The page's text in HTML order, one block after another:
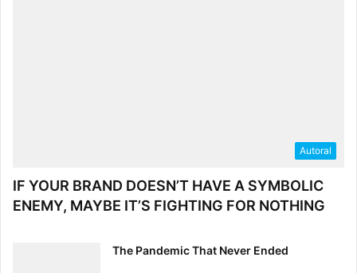
Autoral
IF YOUR BRAND DOESN’T HAVE A SYMBOLIC
ENEMY, MAYBE IT’S FIGHTING FOR NOTHING
The Pandemic That Never Ended